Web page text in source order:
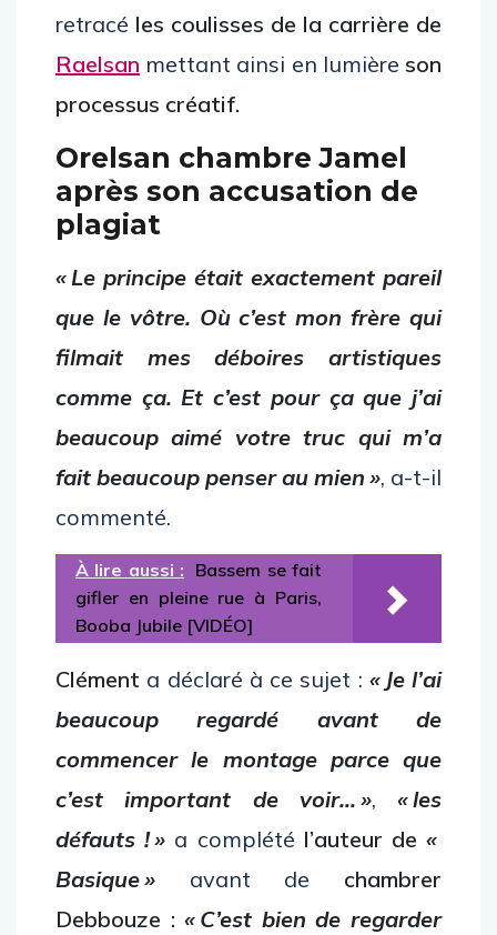
retracé les coulisses de la carrière de
Raelsan mettant ainsi en lumière son
processus créatif.
Orelsan chambre Jamel
après son accusation de
plagiat
« Le principe était exactement pareil
que le vôtre. Où c’est mon frère qui
filmait mes déboires artistiques
comme ça. Et c’est pour ça que j’ai
beaucoup aimé votre truc qui m’a
fait beaucoup penser au mien », a-t-il
commenté.
À lire aussi : Bassem se fait
gifler en pleine rue à Paris,
Booba Jubile [VIDÉO]
Clément a déclaré à ce sujet : « Je l’ai
beaucoup regardé avant de
commencer le montage parce que
c’est important de voir… », « les
défauts ! » a complété l’auteur de«
Basique » avant de chambrer
Debbouze :« C’est bien de regarder